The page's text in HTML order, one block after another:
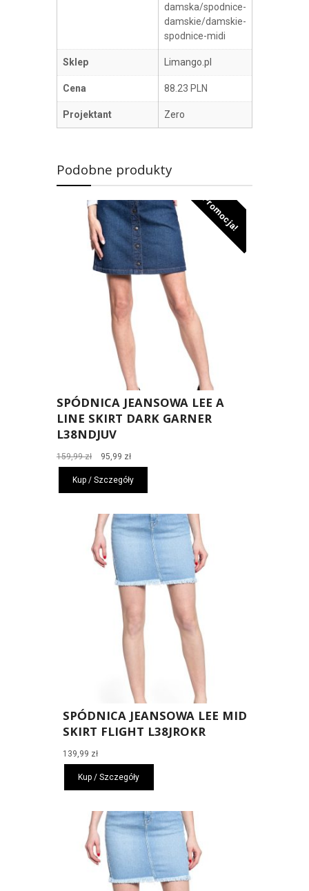
damska/spodnice-
damskie/damskie-
spodnice-midi
Sklep Limango.pl
Cena 88.23 PLN
Projektant Zero
Podobne produkty
Promocja!
SPÓDNICA JEANSOWA LEE A
LINE SKIRT DARK GARNER
L38NDJUV
159,99zł
Pierwotna
cena
wynosiła:
159,99 zł.
95,99 złAktualna
cena
wynosi:
95,99 zł.
Kup / Szczegóły
SPÓDNICA JEANSOWA LEE MID
SKIRT FLIGHT L38JROKR
139,99 zł
Kup / Szczegóły